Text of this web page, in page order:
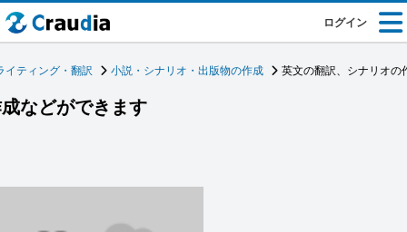
ログイン
イティング・翻訳 小説・シナリオ・出版物の作成 英文の翻訳、シナリオの
などができます